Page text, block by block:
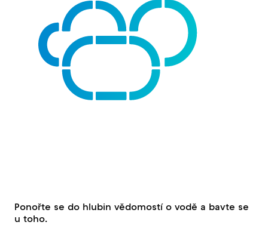
Ponořte se do hlubin vědomostí o vodě a bavte se
u toho.